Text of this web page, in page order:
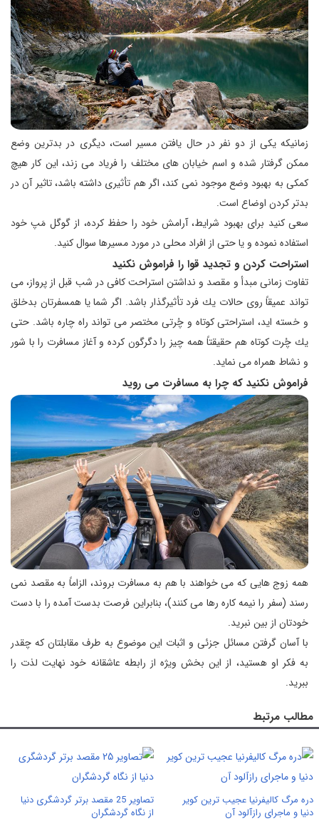
زمانیكه یكی از دو نفر در حال یافتن مسیر است، دیگری در بدترین وضع
ممكن گرفتار شده و اسم خیابان های مختلف را فریاد می زند، این كار هیچ
كمكی به بهبود وضع موجود نمی كند، اگر هم تأثیری داشته باشد، تاثیر آن در
بدتر كردن اوضاع است.
سعی كنید برای بهبود شرایط، آرامش خود را حفظ كرده، از گوگل مَپ خود
استفاده نموده و یا حتی از افراد محلی در مورد مسیرها سوال كنید.
استراحت كردن و تجدید قوا را فراموش نكنید
تفاوت زمانی مبدأ و مقصد و نداشتن استراحت كافی در شب قبل از پرواز، می
تواند عمیقاً روی حالات یك فرد تأثیرگذار باشد. اگر شما یا همسفرتان بدخلق
و خسته اید، استراحتی كوتاه و چُرتی مختصر می تواند راه چاره باشد. حتی
یك چُرت كوتاه هم حقیقتاً همه چیز را دگرگون كرده و آغاز مسافرت را با شور
و نشاط همراه می نماید.
فراموش نكنید كه چرا به مسافرت می روید
همه زوج هایی كه می خواهند با هم به مسافرت بروند، الزاماً به مقصد نمی
رسند (سفر را نیمه كاره رها می كنند)،‌ بنابراین فرصت بدست آمده را با دست
خودتان از بین نبرید.
با آسان گرفتن مسائل جزئی و اثبات این موضوع به طرف مقابلتان كه چقدر
به فكر او هستید، از این بخش ویژه از رابطه عاشقانه خود نهایت لذت را
ببرید.
مطالب مرتبط
دره مرگ کالیفرنیا عجیب ترین کویر
دنیا و ماجرای رازآلود آن
تصاویر 25 مقصد برتر گردشگری دنیا
از نگاه گردشگران